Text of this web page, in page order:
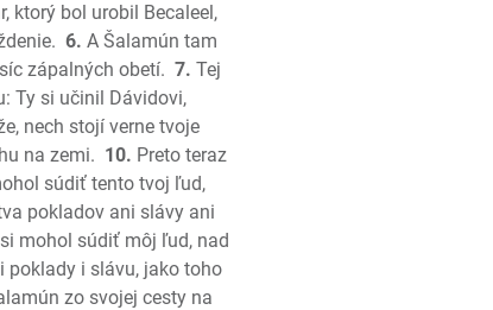
ktorý bol urobil Becaleel,
6. A Šalamún tam
zápalných obetí. 7. Tej
Ty si učinil Dávidovi,
nech stojí verne tvoje
na zemi. 10. Preto teraz
súdiť tento tvoj ľud,
pokladov ani slávy ani
mohol súdiť môj ľud, nad
poklady i slávu, jako toho
zo svojej cesty na